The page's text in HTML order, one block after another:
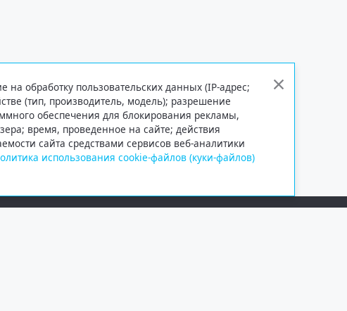
обработку пользовательских данных (IP-адрес;
(тип, производитель, модель); разрешение
обеспечения для блокирования рекламы,
время, проведенное на сайте; действия
сайта средствами сервисов веб-аналитики
использования cookie-файлов (куки-файлов)